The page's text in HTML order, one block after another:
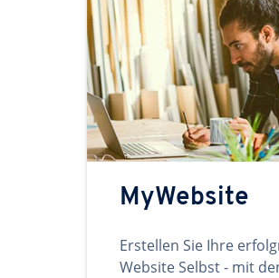
MyWebsite
Erstellen Sie Ihre
Website Selbst - mit